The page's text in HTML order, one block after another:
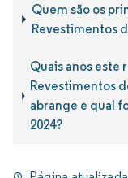
Quem são os
Revestimentos
Quais anos este
Revestimentos
abrange e qual
2024?